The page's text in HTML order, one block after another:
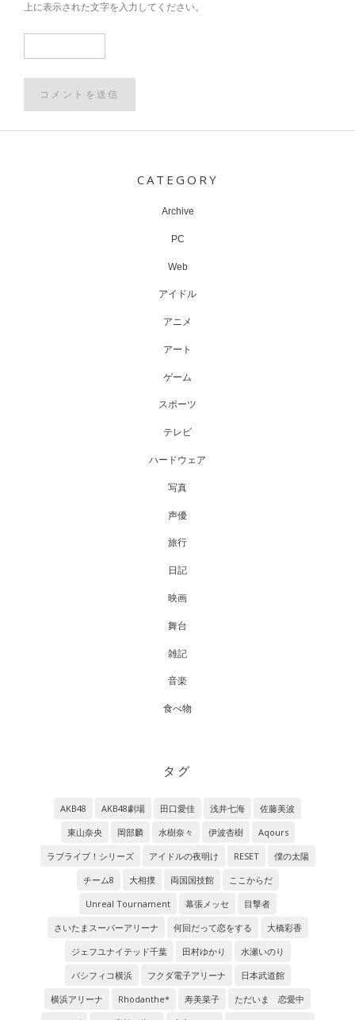
上に表示された文字を入力してください。
CATEGORY
Archive
PC
Web
アイドル
アニメ
アート
ゲーム
スポーツ
テレビ
ハードウェア
写真
声優
旅行
日記
映画
舞台
雑記
音楽
食べ物
タグ
AKB48 AKB48劇場 田口愛佳 浅井七海
佐藤美波
東山奈央
岡部麟 水樹奈々 伊波杏樹
Aqours
ラブライブ！シリーズ
アイドルの夜明け RESET
僕の太陽
チーム8
大相撲 両国国技館
ここからだ
Unreal Tournament
幕張メッセ
目撃者
さいたまスーパーアリーナ
何回だって恋をする
大橋彩香
ジェフユナイテッド千葉
田村ゆかり
水瀬いのり
パシフィコ横浜
フクダ電子アリーナ
日本武道館
横浜アリーナ
Rhodanthe* 寿美菜子
ただいま 恋愛中